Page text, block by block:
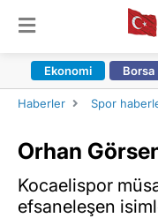
Ekonomi Borsa
Haberler Spor
Orhan
Kocaelispor
efsaneleşen